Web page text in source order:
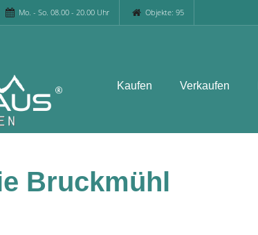
Mo. - So. 08.00 - 20.00 Uhr Objekte: 95
Kaufen Verkaufen
Bruckmühl